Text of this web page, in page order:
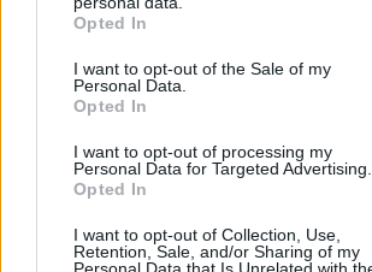
grant or deny consent to Google and its
use your data for below specified purposes
consent section.
Opted In
I want to opt-out of the Sale of my
Personal Data.
Opted In
I want to opt-out of processing my
Personal Data for Targeted Advertising.
Opted In
I want to opt-out of Collection, Use,
Retention, Sale, and/or Sharing of my
Personal Data that Is Unrelated with